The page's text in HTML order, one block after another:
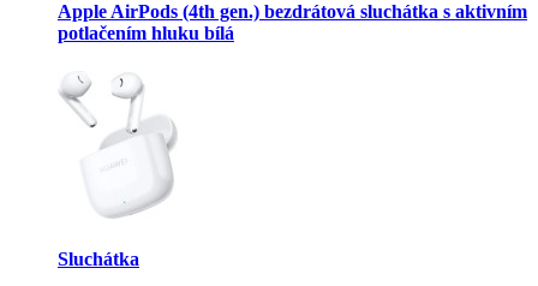
Apple AirPods (4th gen.) bezdrátová sluchátka s aktivním
potlačením hluku bílá
Sluchátka